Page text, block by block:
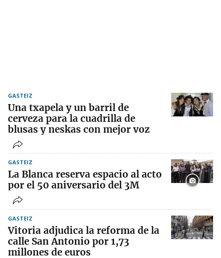
GASTEIZ
Una txapela y un barril de
cerveza para la cuadrilla de
blusas y neskas con mejor voz
GASTEIZ
La Blanca reserva espacio al acto
por el 50 aniversario del 3M
GASTEIZ
Vitoria adjudica la reforma de la
calle San Antonio por 1,73
millones de euros